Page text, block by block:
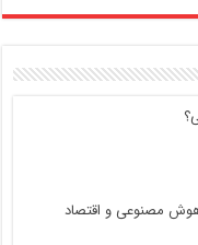
هوش مصنوعی و اقتصاد